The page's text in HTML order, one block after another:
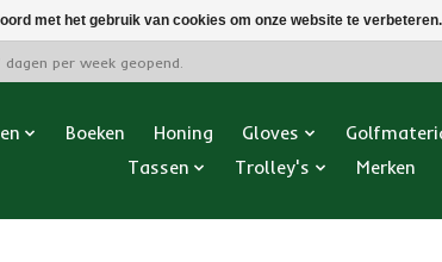
per week geopend.
Boeken Honing Gloves
Tassen
Trolley's Merken
met het gebruik van cookies om onze website te verbeteren.